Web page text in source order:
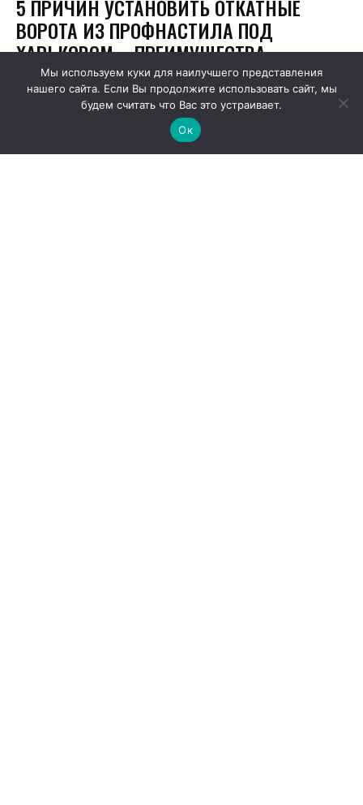
Мы используем куки для наилучшего представления
нашего сайта. Если Вы продолжите использовать сайт, мы
будем считать что Вас это устраивает.
Ок